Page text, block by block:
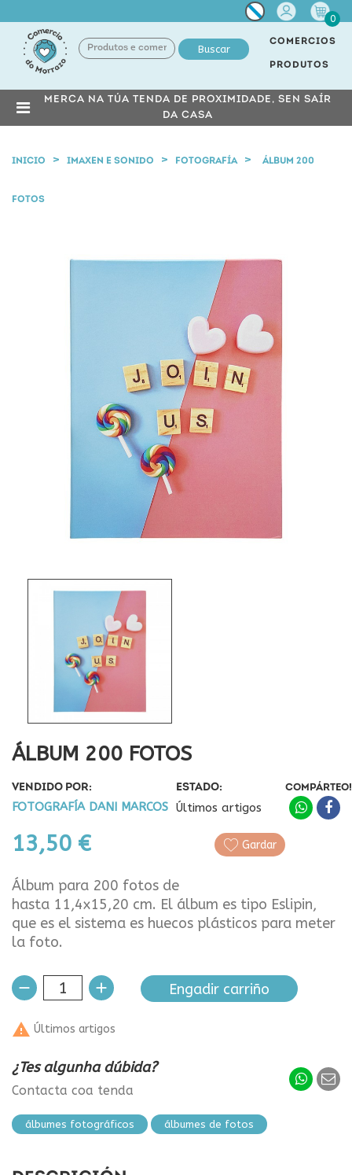
Miña
conta
0
Buscar
COMERCIOS
PRODUTOS
MERCA NA TÚA TENDA DE PROXIMIDADE, SEN SAÍR
DA CASA
INICIO IMAXEN E SONIDO FOTOGRAFÍA ÁLBUM 200
FOTOS
ÁLBUM 200 FOTOS
VENDIDO POR:
FOTOGRAFÍA DANI MARCOS
ESTADO:
Últimos artigos
13,50 €
COMPÁRTEO!
Gardar
Álbum para 200 fotos de
hasta 11,4x15,20 cm. El álbum es tipo Eslipin,
que es el sistema es huecos plásticos para meter
la foto.
Engadir carriño
 Últimos artigos
¿Tes algunha dúbida?
Contacta coa tenda
álbumes fotográficos álbumes de fotos